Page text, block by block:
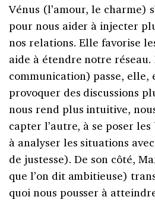
Vénus (l’amour, le charme)
pour nous aider à injecter
nos relations. Elle favorise
aide à étendre notre
communication) passe, elle,
provoquer des discussions
nous rend plus intuitive,
capter l’autre, à se poser
à analyser les situations
de justesse). De son côté,
que l’on dit ambitieuse)
quoi nous pousser à